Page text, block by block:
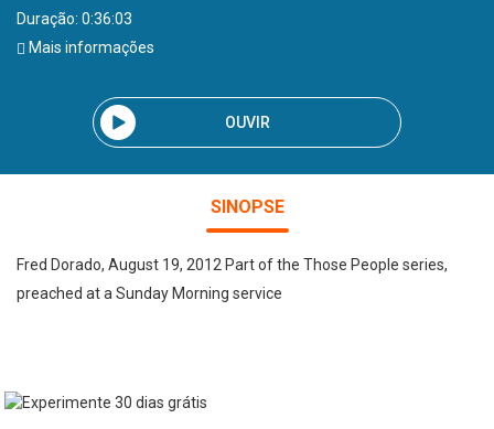
Duração: 0:36:03
Mais informações
OUVIR
SINOPSE
Fred Dorado, August 19, 2012 Part of the Those People series,
preached at a Sunday Morning service